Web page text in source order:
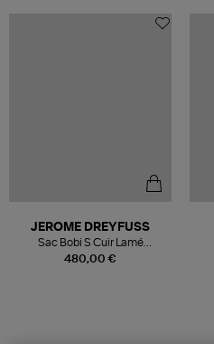
480,00 €
JEROME DREYFUSS
Sac Bobi S Cuir Lamé
Champagne